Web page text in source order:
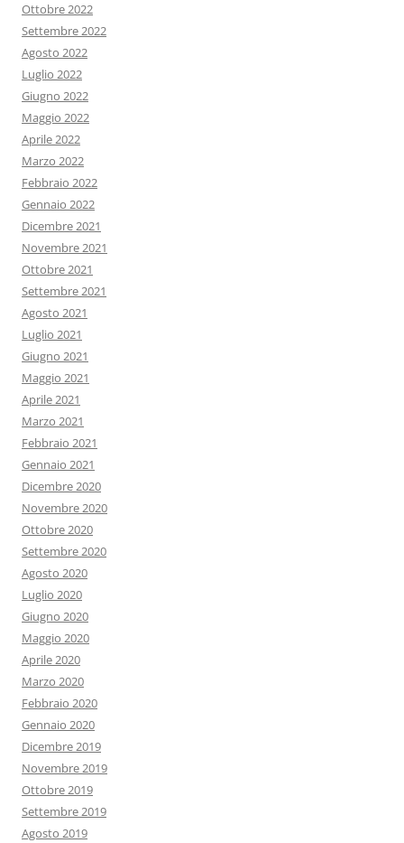
Ottobre 2022
Settembre 2022
Agosto 2022
Luglio 2022
Giugno 2022
Maggio 2022
Aprile 2022
Marzo 2022
Febbraio 2022
Gennaio 2022
Dicembre 2021
Novembre 2021
Ottobre 2021
Settembre 2021
Agosto 2021
Luglio 2021
Giugno 2021
Maggio 2021
Aprile 2021
Marzo 2021
Febbraio 2021
Gennaio 2021
Dicembre 2020
Novembre 2020
Ottobre 2020
Settembre 2020
Agosto 2020
Luglio 2020
Giugno 2020
Maggio 2020
Aprile 2020
Marzo 2020
Febbraio 2020
Gennaio 2020
Dicembre 2019
Novembre 2019
Ottobre 2019
Settembre 2019
Agosto 2019